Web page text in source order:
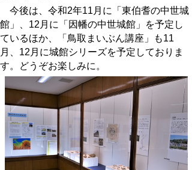
今後は、令和2年11月に「東伯耆の中世城
館」、12月に「因幡の中世城館」を予定し
ているほか、「鳥取まいぶん講座」も11
月、12月に城館シリーズを予定しておりま
す。どうぞお楽しみに。